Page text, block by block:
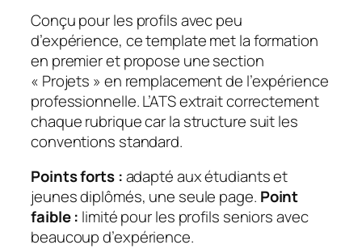
Conçu pour les profils avec peu
d’expérience, ce template met la formation
en premier et propose une section
« Projets » en remplacement de l’expérience
professionnelle. L’ATS extrait correctement
chaque rubrique car la structure suit les
conventions standard.
Points forts :adapté aux étudiants et
jeunes diplômés, une seule page. Point
faible : limité pour les profils seniors avec
beaucoup d’expérience.